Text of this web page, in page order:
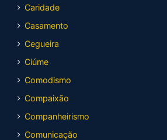
Caridade
Casamento
Cegueira
Ciúme
Comodismo
Compaixão
Companheirismo
Comunicação